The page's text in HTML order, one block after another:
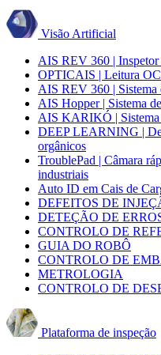
Visão Artificial
AIS REV 360 | Inspetor
OPTICAIS | Leitura
AIS REV 360 | Sistema
AIS Hopper | Sistema
AIS KARIKÓ | Sistema
DEEP LEARNING |
orgânicos
TroublePad | Câmara
industriais
Auto ID em Cais de
DEFEITOS DE
DETEÇÃO DE
CONTROLO DE
GUIA DO ROBÔ
CONTROLO DE
METROLOGIA
CONTROLO DE
Plataforma de inspeção